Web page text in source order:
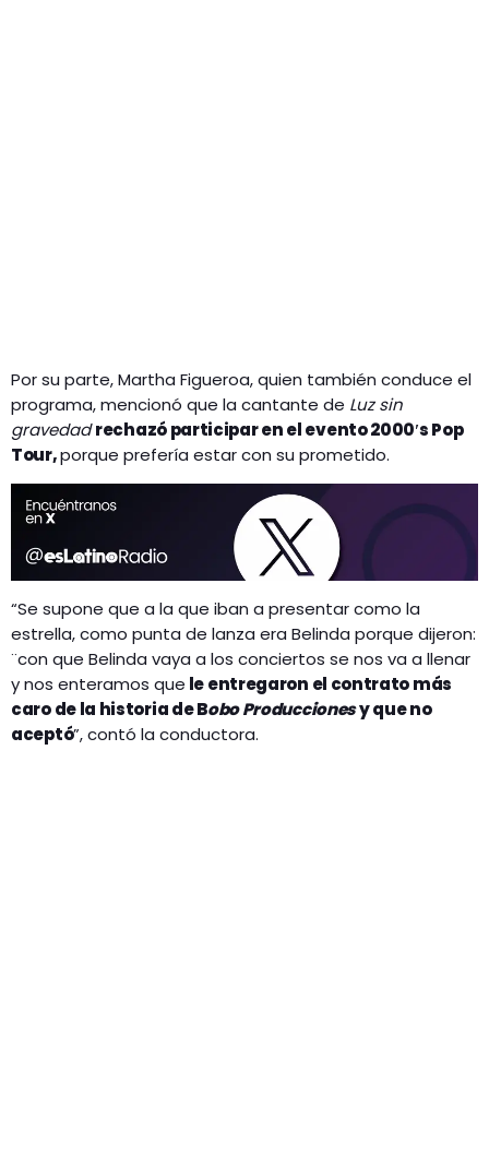
Por su parte, Martha Figueroa, quien también conduce el
programa, mencionó que la cantante de Luz sin
gravedadrechazó participar en el evento 2000′s Pop
Tour,porque prefería estar con su prometido.
“Se supone que a la que iban a presentar como la
estrella, como punta de lanza era Belinda porque dijeron:
¨con que Belinda vaya a los conciertos se nos va a llenar
y nos enteramos que le entregaron el contrato más
caro de la historia de Bobo Produccionesy que no
aceptó”, contó la conductora.